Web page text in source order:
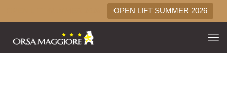
OPEN LIFT SUMMER 2026